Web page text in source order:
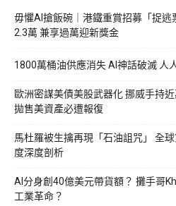
毋懼AI搶飯碗｜港鐵重賞招募「捉
2.3萬 兼享過萬迎新獎金
1800萬桶油供應消失 AI神話破滅 人
歐洲密謀美債美股武器化 挪威手持
拋售美資產必遭報復
馬杜羅被生擒再現「石油詛咒」 全
度深度剖析
AI分身創40億美元帶貨額？ 攤手哥
工業革命？